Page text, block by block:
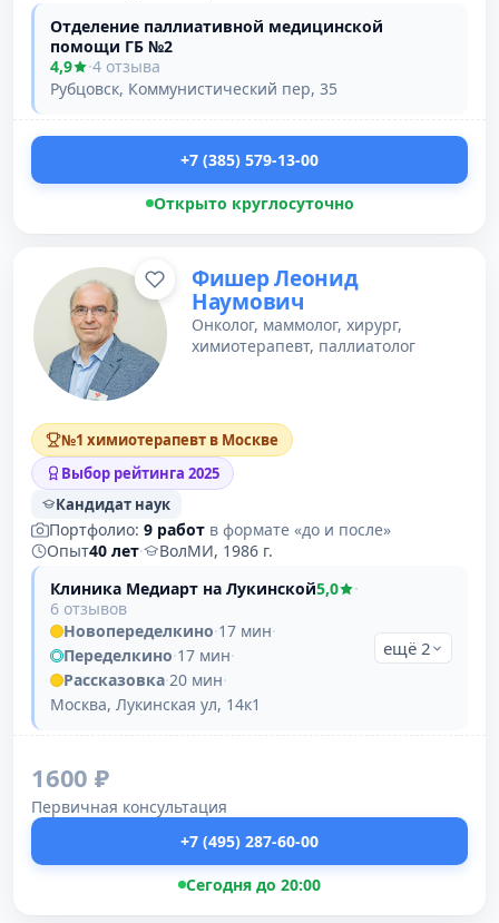
Отделение паллиативной медицинской
помощи ГБ №2
4,9
·4 отзыва
Рубцовск, Коммунистический пер, 35
+7 (385) 579-13-00
Открыто круглосуточно
Фишер Леонид
Наумович
Онколог, маммолог, хирург,
химиотерапевт, паллиатолог
№1 химиотерапевт в Москве
Выбор рейтинга 2025
Кандидат наук
Портфолио: 9 работ в формате «до и после»
Опыт40 лет·
ВолМИ, 1986 г.
Клиника Медиарт на Лукинской5,0
·
6 отзывов
Новопеределкино·17 мин·
Переделкино·17 мин·
Рассказовка·20 мин·
Москва, Лукинская ул, 14к1
ещё 2
1600 ₽
Первичная консультация
+7 (495) 287-60-00
Сегодня до 20:00